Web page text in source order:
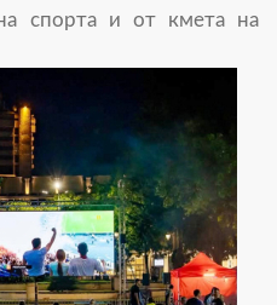
спорта и от кмета на